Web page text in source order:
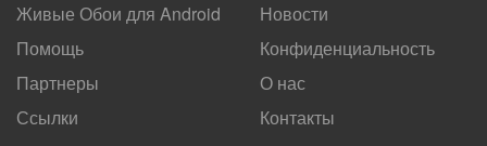
Живые Обои для Android
Новости
Помощь
Партнеры
Ссылки
Конфиденциальность
О нас
Контакты